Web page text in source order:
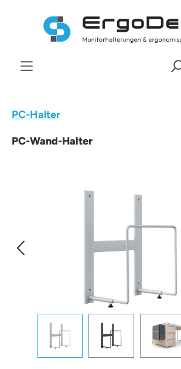
Zum Hauptinhalt springen
PC-Halter
PC-Wand-Halter